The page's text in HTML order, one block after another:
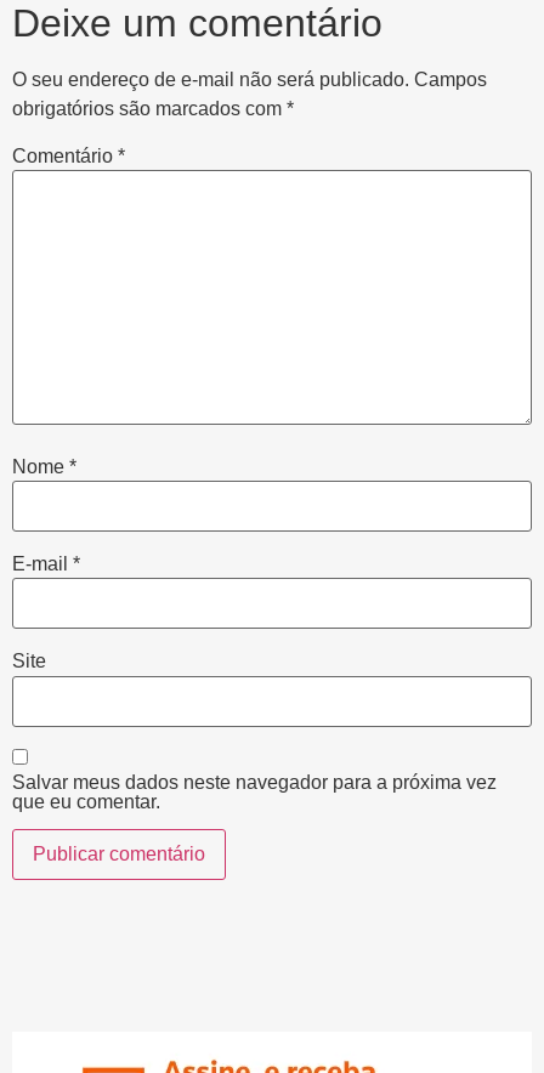
Deixe um comentário
O seu endereço de e-mail não será publicado. Campos
obrigatórios são marcados com *
Comentário *
Nome *
E-mail *
Site
Salvar meus dados neste navegador para a próxima vez
que eu comentar.